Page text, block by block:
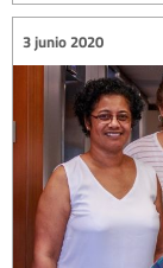
3 junio 2020